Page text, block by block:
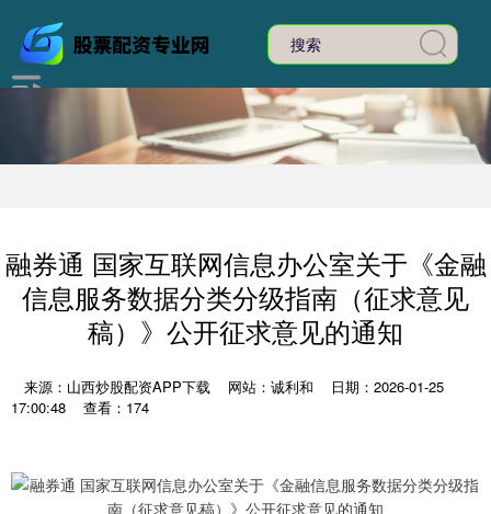
融券通 国家互联网信息办公室关于《金融
信息服务数据分类分级指南（征求意见
稿）》公开征求意见的通知
来源：山西炒股配资APP下载 网站：诚利和
日期：2026-01-25
17:00:48
查看：174